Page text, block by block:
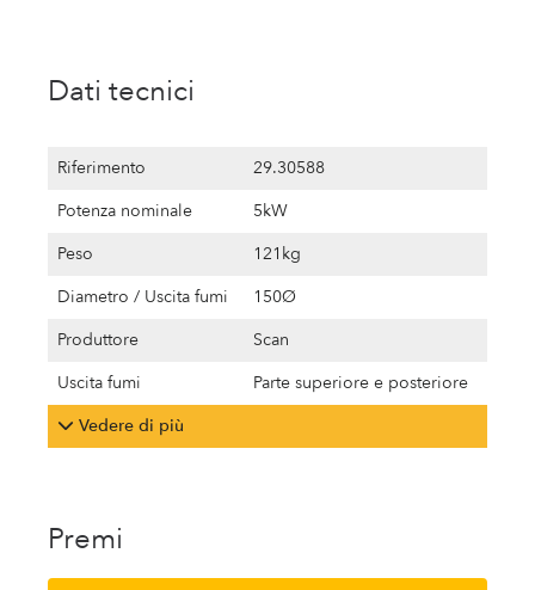
Dati tecnici
Riferimento
29.30588
Potenza nominale
5kW
Peso
121kg
Diametro / Uscita fumi
150Ø
Produttore
Scan
Uscita fumi
Parte superiore e posteriore
Vedere di più
Premi